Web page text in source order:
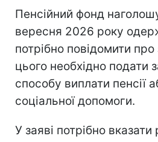
Пенсійний фонд
вересня 2026 року
потрібно повідомити
цього необхідно подати
способу виплати пенсії
соціальної допомоги.
У заяві потрібно вказати